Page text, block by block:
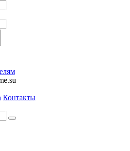
Контакты